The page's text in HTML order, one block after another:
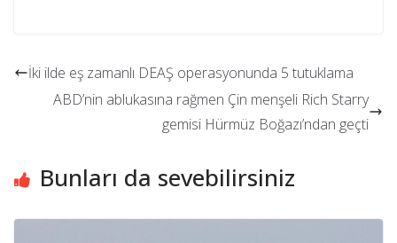
İki ilde eş zamanlı DEAŞ operasyonunda 5 tutuklama
ABD’nin ablukasına rağmen Çin menşeli Rich Starry
gemisi Hürmüz Boğazı’ndan geçti
Bunları da sevebilirsiniz